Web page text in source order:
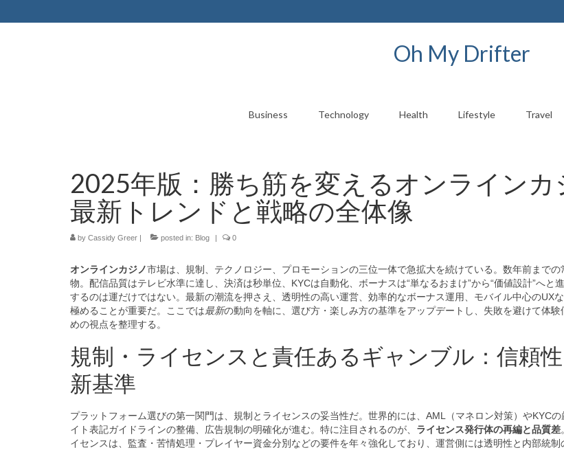
Oh My Drifter
Business Technology Health Lifestyle Travel
2025年版：勝ち筋を変えるオンラインカ
最新トレンドと戦略の全体像
by Cassidy Greer | posted in: Blog | 0
オンラインカジノ市場は、規制、テクノロジー、プロモーションの三位一体で急拡大を続けている。数年前までの
物。配信品質はテレビ水準に達し、決済は秒単位、KYCは自動化、ボーナスは“単なるおまけ”から“価値設計”へと
するのは運だけではない。最新の潮流を押さえ、透明性の高い運営、効率的なボーナス運用、モバイル中心のUX
極めることが重要だ。ここでは最新の動向を軸に、選び方・楽しみ方の基準をアップデートし、失敗を避けて体験
めの視点を整理する。
規制・ライセンスと責任あるギャンブル：信頼
新基準
プラットフォーム選びの第一関門は、規制とライセンスの妥当性だ。世界的には、AML（マネロン対策）やKYC
イト表記ガイドラインの整備、広告規制の明確化が進む。特に注目されるのが、 ライセンス発行体の再編と品質差
イセンスは、監査・苦情処理・プレイヤー資金分別などの要件を年々強化しており、運営側には透明性と内部統